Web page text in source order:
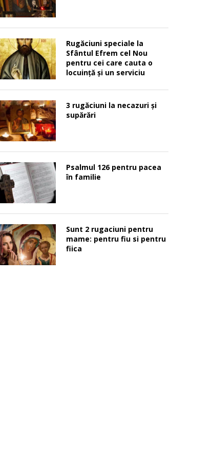
Rugăciuni speciale la
Sfântul Efrem cel Nou
pentru cei care cauta o
locuinţă şi un serviciu
3 rugăciuni la necazuri și
supărări
Psalmul 126 pentru pacea
în familie
Sunt 2 rugaciuni pentru
mame: pentru fiu si pentru
fiica